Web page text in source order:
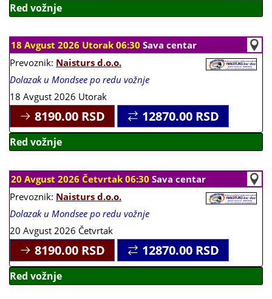
Red vožnje
18 Avgust 2026 Utorak 06:30 Sava centar
Prevoznik: Naisturs d.o.o.
Dolazak u Mondsee po redu vožnje
18 Avgust 2026 Utorak
8190.00 RSD 12870.00 RSD
Red vožnje
20 Avgust 2026 Četvrtak 06:30 Sava centar
Prevoznik: Naisturs d.o.o.
Dolazak u Mondsee po redu vožnje
20 Avgust 2026 Četvrtak
8190.00 RSD 12870.00 RSD
Red vožnje